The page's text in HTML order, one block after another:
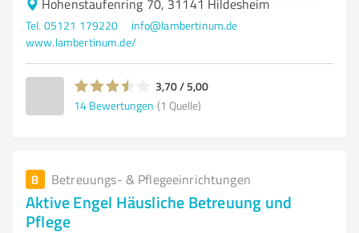
Hohenstaufenring 70, 31141 Hildesheim
Tel. 05121 179220
info@lambertinum.de
www.lambertinum.de/
3,70 / 5,00
14 Bewertungen (1 Quelle)
8 Betreuungs- & Pflegeeinrichtungen
Aktive Engel Häusliche Betreuung und
Pflege